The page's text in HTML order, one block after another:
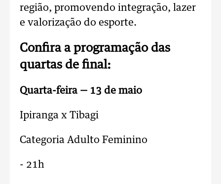
região, promovendo integração, lazer
e valorização do esporte.
Confira a programação das
quartas de final:
Quarta-feira — 13 de maio
Ipiranga x Tibagi
Categoria Adulto Feminino
- 21h